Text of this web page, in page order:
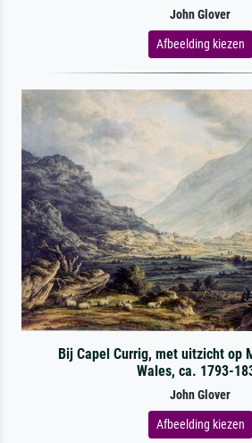
John Glover
Afbeelding kiezen
Bij Capel Currig, met uitzicht op
Wales, ca. 1793-
John Glover
Afbeelding kiezen